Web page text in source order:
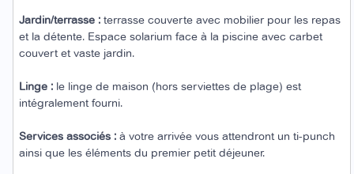
Jardin/terrasse : terrasse couverte avec mobilier pour les repas
et la détente. Espace solarium face à la piscine avec carbet
couvert et vaste jardin.
Linge : le linge de maison (hors serviettes de plage) est
intégralement fourni.
Services associés : à votre arrivée vous attendront un ti-punch
ainsi que les éléments du premier petit déjeuner.